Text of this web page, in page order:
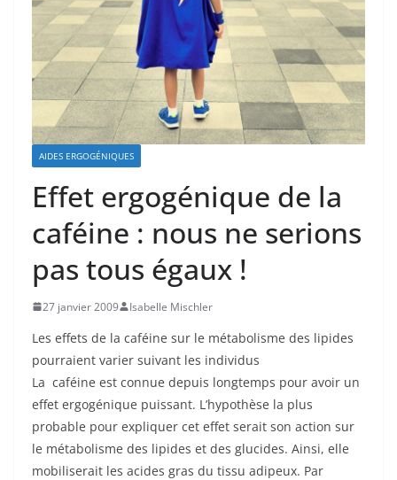
AIDES ERGOGÉNIQUES
Effet ergogénique de la
caféine : nous ne serions
pas tous égaux !
27 janvier 2009 Isabelle Mischler
Les effets de la caféine sur le métabolisme des lipides
pourraient varier suivant les individus
La caféine est connue depuis longtemps pour avoir un
effet ergogénique puissant. L’hypothèse la plus
probable pour expliquer cet effet serait son action sur
le métabolisme des lipides et des glucides. Ainsi, elle
mobiliserait les acides gras du tissu adipeux. Par